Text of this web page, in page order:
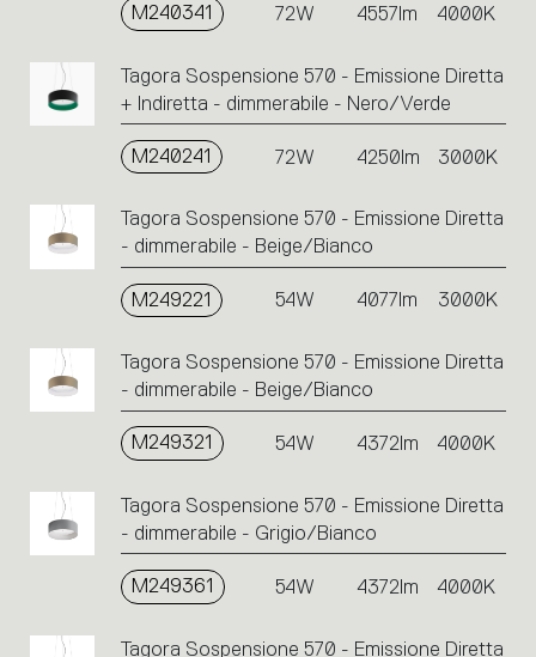
M240341 72W 4557lm 4000K
Tagora Sospensione 570 - Emissione Diretta
+ Indiretta - dimmerabile - Nero/Verde
M240241 72W 4250lm 3000K
Tagora Sospensione 570 - Emissione Diretta
- dimmerabile - Beige/Bianco
M249221 54W 4077lm 3000K
Tagora Sospensione 570 - Emissione Diretta
- dimmerabile - Beige/Bianco
M249321 54W 4372lm 4000K
Tagora Sospensione 570 - Emissione Diretta
- dimmerabile - Grigio/Bianco
M249361 54W 4372lm 4000K
Tagora Sospensione 570 - Emissione Diretta